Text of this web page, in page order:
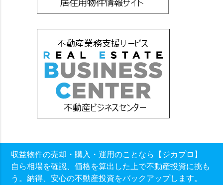
収益物件の売却・購入・運用のことなら【ジカプロ】
自ら相場を確認、価格を算出した上で不動産投資に挑も
う。納得、安心の不動産投資をバックアップします。